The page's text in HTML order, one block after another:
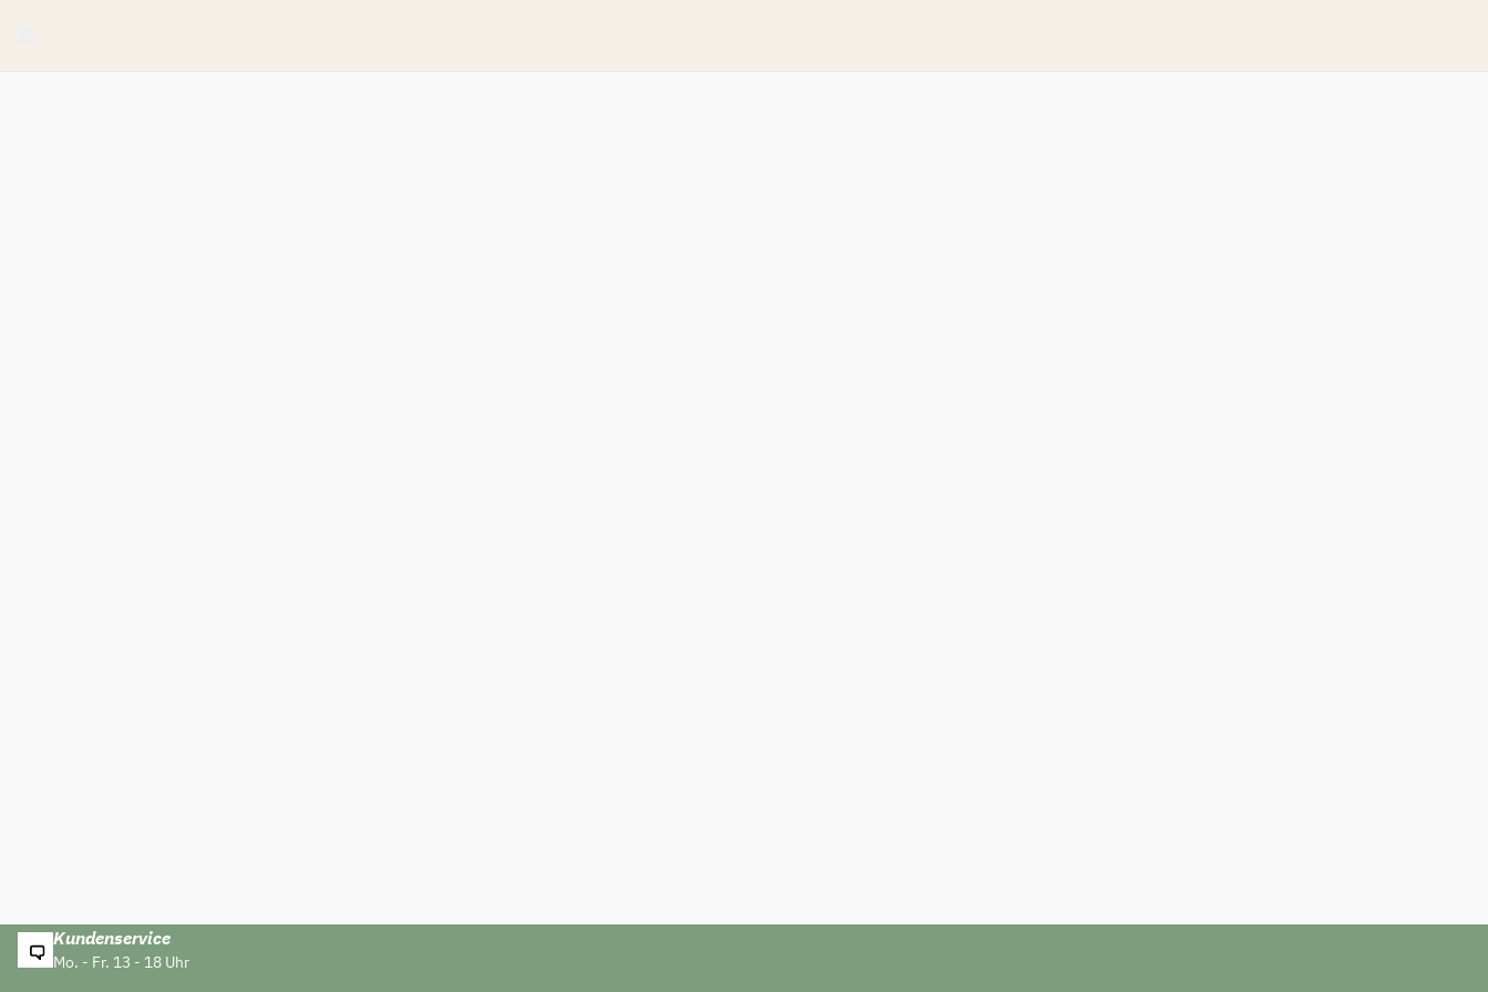
Kundenservice
Mo. - Fr. 13 - 18 Uhr